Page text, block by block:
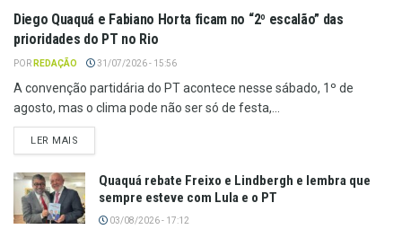
Diego Quaquá e Fabiano Horta ficam no “2º escalão” das
prioridades do PT no Rio
POR REDAÇÃO 31/07/2026 - 15:56
A convenção partidária do PT acontece nesse sábado, 1º de
agosto, mas o clima pode não ser só de festa,...
LER MAIS
Quaquá rebate Freixo e Lindbergh e lembra que
sempre esteve com Lula e o PT
03/08/2026 - 17:12